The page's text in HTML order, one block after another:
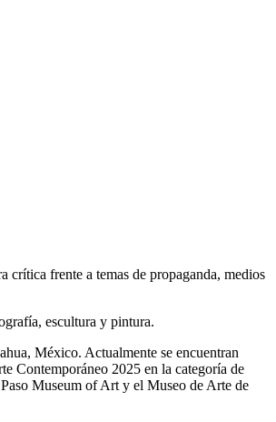
crítica frente a temas de propaganda, medios
escultura y pintura.
México. Actualmente se encuentran
Contemporáneo 2025 en la categoría de
Museum of Art y el Museo de Arte de